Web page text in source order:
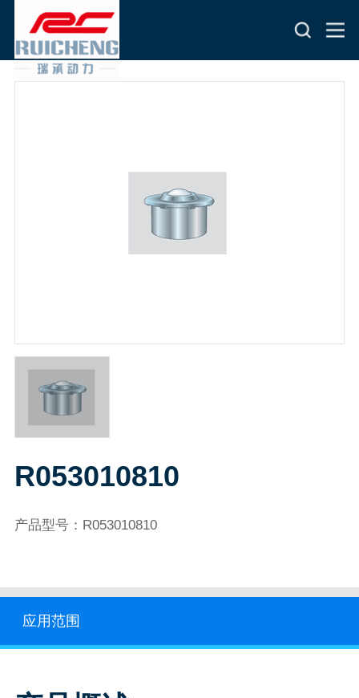
R053010810
产品型号：R053010810
应用范围